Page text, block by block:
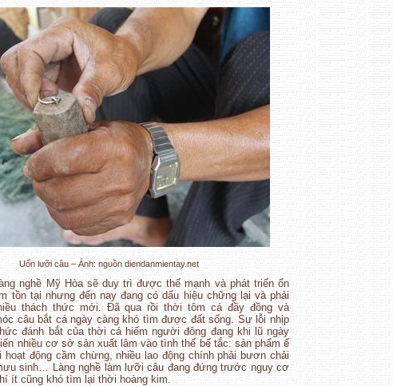
Uốn lưỡi câu – Ảnh: nguồn diendanmientay.net
nghề Mỹ Hòa sẽ duy trì được thế mạnh và phát triển ổn
tồn tại nhưng đến nay đang có dấu hiệu chững lại và phải
thách thức mới. Đã qua rồi thời tôm cá đầy đồng và
câu bắt cá ngày càng khó tìm được đất sống. Sự lỗi nhịp
đánh bắt của thời cá hiếm người đông đang khi lũ ngày
nhiều cơ sở sản xuất lâm vào tình thế bế tắc: sản phẩm ế
động cầm chừng, nhiều lao động chính phải bươn chải
sinh… Làng nghề làm lưỡi câu đang đứng trước nguy cơ
ít cũng khó tìm lại thời hoàng kim.